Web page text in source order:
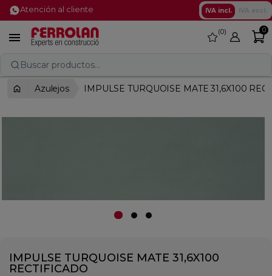
Atención al cliente IVA incl.
 favorite
0 0
Buscar productos...
Azulejos IMPULSE TURQUOISE MATE 31,6X100
IMPULSE TURQUOISE MATE 31,6X100
RECTIFICADO